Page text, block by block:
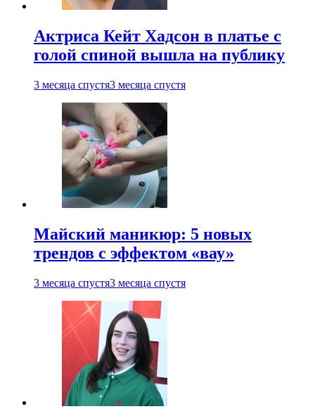
Актриса Кейт Хадсон в платье с
голой спиной вышла на публику
3 месяца спустя3 месяца спустя
Майский маникюр: 5 новых
трендов с эффектом «вау»
3 месяца спустя3 месяца спустя